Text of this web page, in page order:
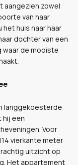
aangezien zowel
van haar
huis naar haar
dochter van een
waar de mooiste
langgekoesterde
hij een
Voor
vierkante meter
uitzicht op
Het appartement